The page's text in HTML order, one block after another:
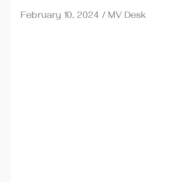
February 10, 2024 MV Desk